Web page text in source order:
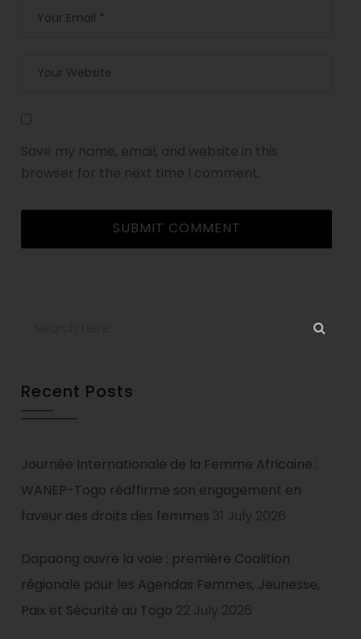
Save my name, email, and website in this
browser for the next time I comment.
Recent Posts
Journée Internationale de la Femme Africaine :
WANEP-Togo réaffirme son engagement en
faveur des droits des femmes 31 July 2026
Dapaong ouvre la voie : première Coalition
régionale pour les Agendas Femmes, Jeunesse,
Paix et Sécurité au Togo 22 July 2026